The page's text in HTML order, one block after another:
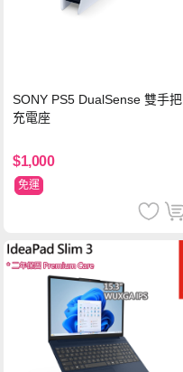
SONY PS5 DualSense 雙手把
充電座
$1,000
免運